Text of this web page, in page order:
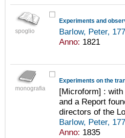
spoglio
Barlow, Peter,
Anno: 1821
monografia
[Microform] :
and a Report
directors of the
Barlow, Peter,
Anno: 1835